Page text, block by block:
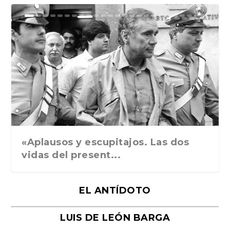
Ground Rules. Alejan...
«Rafael: Poesía subl...
Bienvenidos al circo...
Georges de La Tour. ...
Robert Capa: la hist...
«Aplausos y escupitajos. Las dos
vidas del present...
EL ANTÍDOTO
LUIS DE LEÓN BARGA